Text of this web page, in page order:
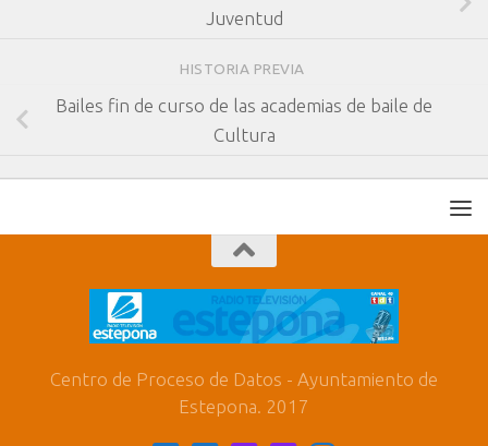
Juventud
HISTORIA PREVIA
Bailes fin de curso de las academias de baile de
Cultura
Centro de Proceso de Datos - Ayuntamiento de
Estepona. 2017